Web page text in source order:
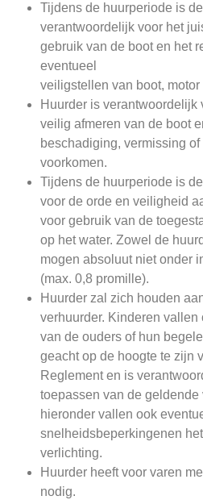
Tijdens de huurperiode is
verantwoordelijk voor het
gebruik van de boot en het
eventueel
veiligstellen van boot, motor
Huurder is verantwoordelijk
veilig afmeren van de boot
beschadiging, vermissing
voorkomen.
Tijdens de huurperiode is
voor de orde en veiligheid
voor gebruik van de
op het water. Zowel de
mogen absoluut niet onder
(max. 0,8 promille).
Huurder zal zich houden
verhuurder. Kinderen
van de ouders of hun
geacht op de hoogte te zijn
Reglement en is
toepassen van de geldende
hieronder vallen ook
snelheidsbeperkingenen
verlichting.
Huurder heeft voor varen
nodig.